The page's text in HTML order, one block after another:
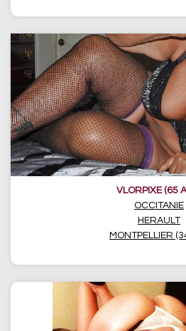
VLORPIXE (65
OCCITANIE
HERAULT
MONTPELLIER